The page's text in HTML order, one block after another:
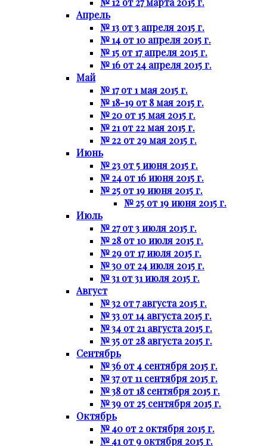
Апрель
№ 13 от 3 апреля 2015 г.
№ 14 от 10 апреля 2015 г.
№ 15 от 17 апреля 2015 г.
№ 16 от 24 апреля 2015 г.
Май
№ 17 от 1 мая 2015 г.
№ 18-19 от 8 мая 2015 г.
№ 20 от 15 мая 2015 г.
№ 21 от 22 мая 2015 г.
№ 22 от 29 мая 2015 г.
Июнь
№ 23 от 5 июня 2015 г.
№ 24 от 16 июня 2015 г.
№ 25 от 19 июня 2015 г.
№ 25 от 19 июня 2015 г.
Июль
№ 27 от 3 июля 2015 г.
№ 28 от 10 июля 2015 г.
№ 29 от 17 июля 2015 г.
№ 30 от 24 июля 2015 г.
№ 31 от 31 июля 2015 г.
Август
№ 32 от 7 августа 2015 г.
№ 33 от 14 августа 2015 г.
№ 34 от 21 августа 2015 г.
№ 35 от 28 августа 2015 г.
Сентябрь
№ 36 от 4 сентября 2015 г.
№ 37 от 11 сентября 2015 г.
№ 38 от 18 сентября 2015 г.
№ 39 от 25 сентября 2015 г.
Октябрь
№ 40 от 2 октября 2015 г.
№ 41 от 9 октября 2015 г.